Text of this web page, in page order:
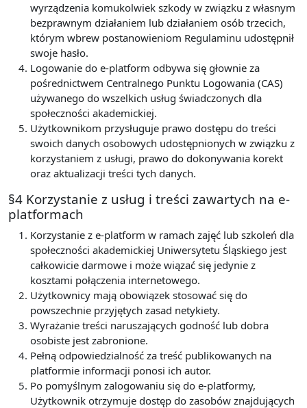
wyrządzenia komukolwiek szkody w związku z własnym
bezprawnym działaniem lub działaniem osób trzecich,
którym wbrew postanowieniom Regulaminu udostępnił
swoje hasło.
Logowanie do e-platform odbywa się głownie za
pośrednictwem Centralnego Punktu Logowania (CAS)
używanego do wszelkich usług świadczonych dla
społeczności akademickiej.
Użytkownikom przysługuje prawo dostępu do treści
swoich danych osobowych udostępnionych w związku z
korzystaniem z usługi, prawo do dokonywania korekt
oraz aktualizacji treści tych danych.
§4 Korzystanie z usług i treści zawartych na e-
platformach
Korzystanie z e-platform w ramach zajęć lub szkoleń dla
społeczności akademickiej Uniwersytetu Śląskiego jest
całkowicie darmowe i może wiązać się jedynie z
kosztami połączenia internetowego.
Użytkownicy mają obowiązek stosować się do
powszechnie przyjętych zasad netykiety.
Wyrażanie treści naruszających godność lub dobra
osobiste jest zabronione.
Pełną odpowiedzialność za treść publikowanych na
platformie informacji ponosi ich autor.
Po pomyślnym zalogowaniu się do e-platformy,
Użytkownik otrzymuje dostęp do zasobów znajdujących